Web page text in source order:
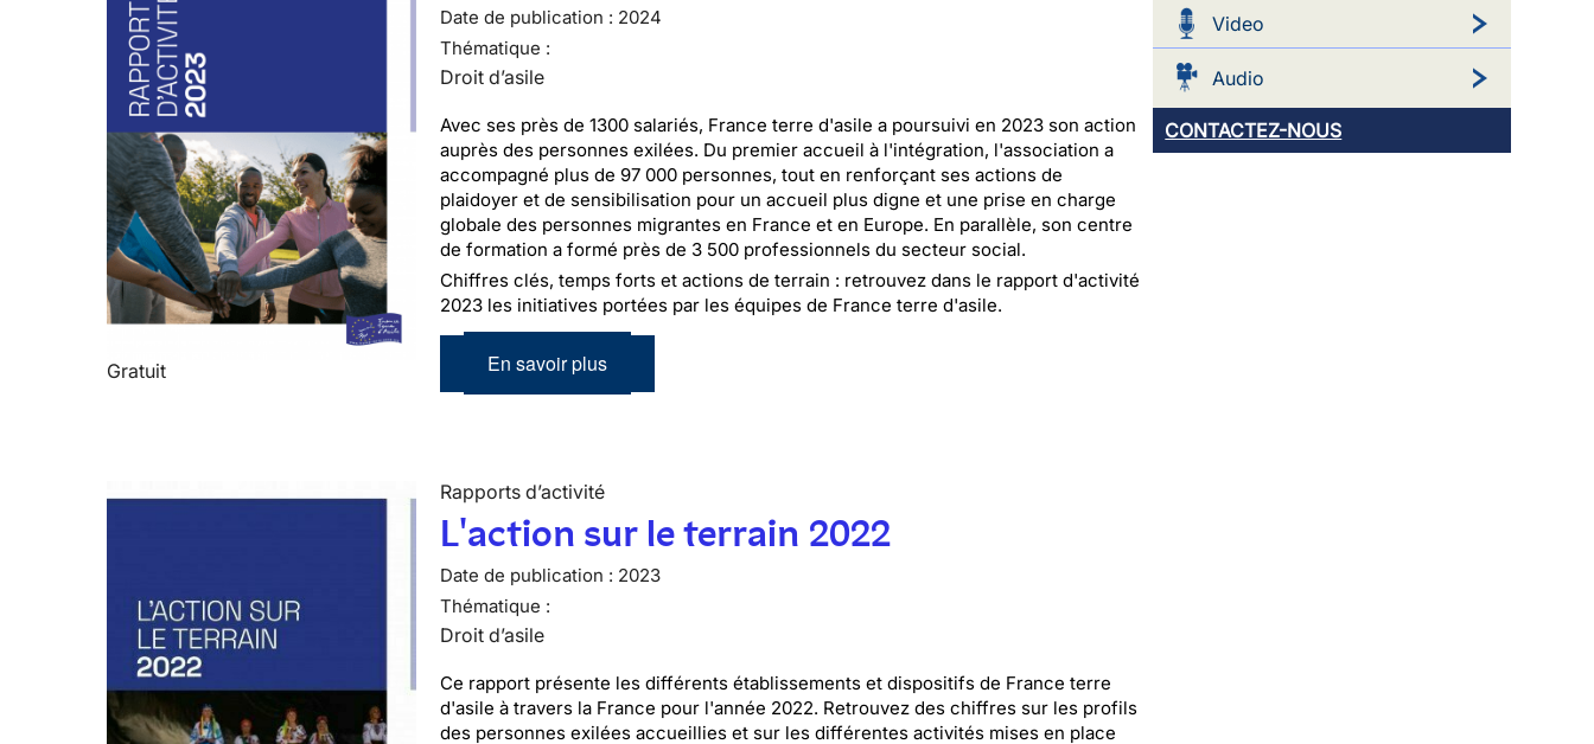
Gratuit
Date de publication : 2024
Thématique :
Droit d’asile
Avec ses près de 1300 salariés, France terre d'asile a poursuivi en 2023 son action
auprès des personnes exilées. Du premier accueil à l'intégration, l'association a
accompagné plus de 97 000 personnes, tout en renforçant ses actions de
plaidoyer et de sensibilisation pour un accueil plus digne et une prise en charge
globale des personnes migrantes en France et en Europe. En parallèle, son centre
de formation a formé près de 3 500 professionnels du secteur social.
Chiffres clés, temps forts et actions de terrain : retrouvez dans le rapport d'activité
2023 les initiatives portées par les équipes de France terre d'asile.
En savoir plus
Rapports d’activité
L'action sur le terrain 2022
Date de publication : 2023
Thématique :
Droit d’asile
Ce rapport présente les différents établissements et dispositifs de France terre
d'asile à travers la France pour l'année 2022. Retrouvez des chiffres sur les profils
des personnes exilées accueillies et sur les différentes activités mises en place
Video
Audio
CONTACTEZ-NOUS